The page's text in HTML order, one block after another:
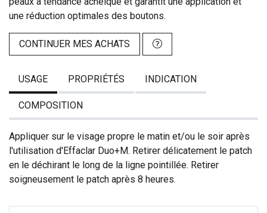
une réduction optimales des boutons.
CONTINUER MES ACHATS
USAGE PROPRIÉTÉS INDICATION
COMPOSITION
Appliquer sur le visage propre le matin et/ou le soir après
l'utilisation d'Effaclar Duo+M. Retirer délicatement le patch
en le déchirant le long de la ligne pointillée. Retirer
soigneusement le patch après 8 heures.